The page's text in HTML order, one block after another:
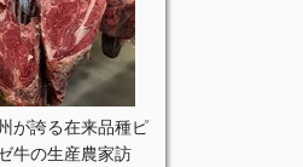
が誇る在来品種ピ
牛の生産農家訪